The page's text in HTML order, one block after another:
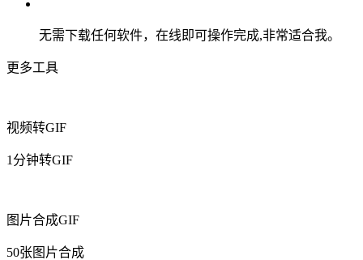
无需下载任何软件，在线即可操作完成,非常适合我。
更多工具
视频转GIF
1分钟转GIF
图片合成GIF
50张图片合成